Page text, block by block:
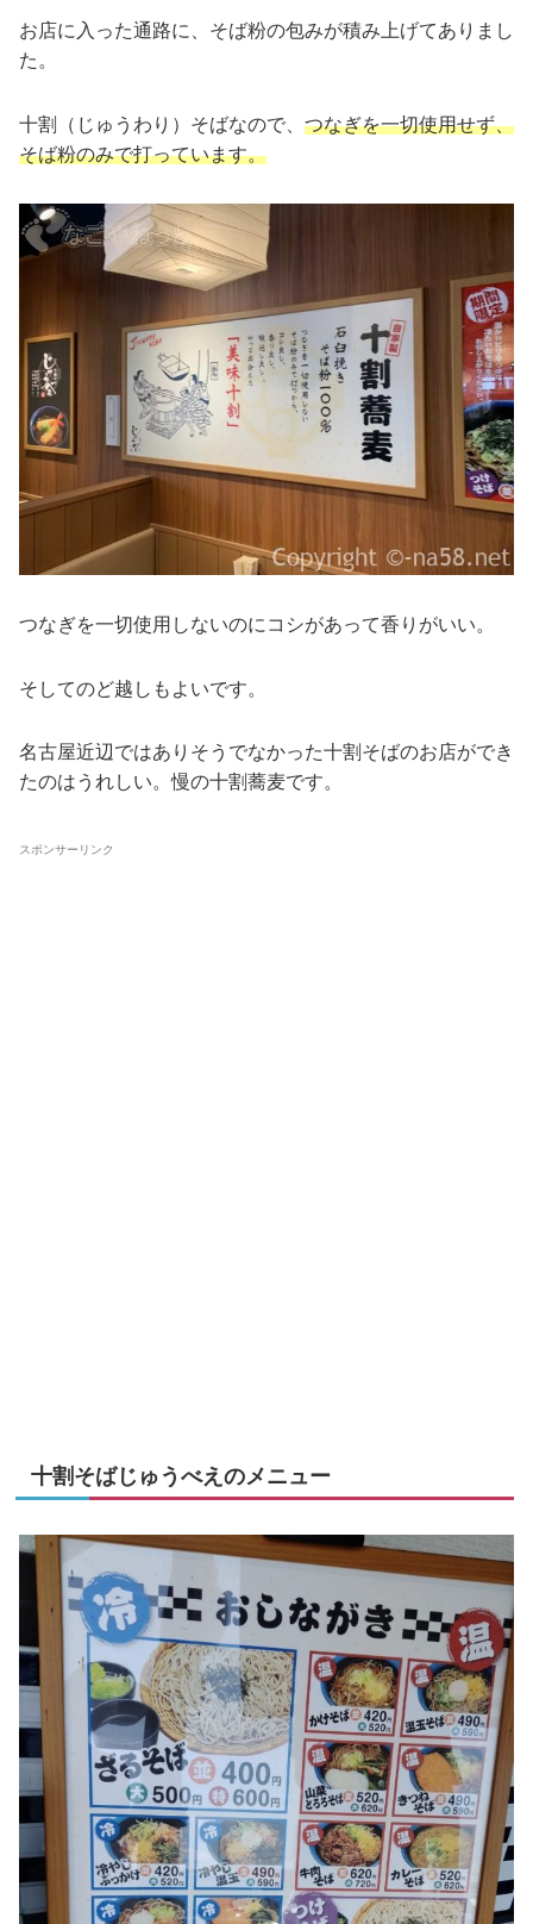
お店に入った通路に、そば粉の包みが積み上げてありまし
た。
十割（じゅうわり）そばなので、 つなぎを一切使用せず、
そば粉のみで打っています。
つなぎを一切使用しないのにコシがあって香りがいい。
そしてのど越しもよいです。
名古屋近辺ではありそうでなかった十割そばのお店ができ
たのはうれしい。慢の十割蕎麦です。
スポンサーリンク
十割そばじゅうべえのメニュー